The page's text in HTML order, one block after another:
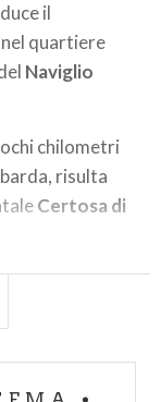
il
quartiere
Naviglio
chilometri
risulta
Certosa di
di S.